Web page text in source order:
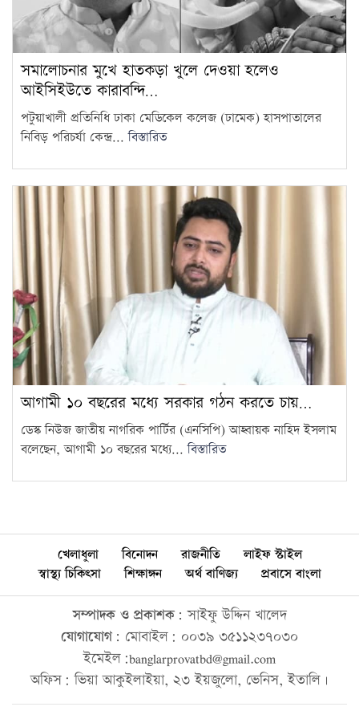
সমালোচনার মুখে হাতকড়া খুলে দেওয়া হলেও
আইসিইউতে কারাবন্দি…
পটুয়াখালী প্রতিনিধি ঢাকা মেডিকেল কলেজ (ঢামেক) হাসপাতালের
নিবিড় পরিচর্যা কেন্দ্র...বিস্তারিত
আগামী ১০ বছরের মধ্যে সরকার গঠন করতে চায়…
ডেস্ক নিউজ জাতীয় নাগরিক পার্টির (এনসিপি) আহ্বায়ক নাহিদ ইসলাম
বলেছেন, আগামী ১০ বছরের মধ্যে...বিস্তারিত
খেলাধুলা বিনোদন রাজনীতি
লাইফ স্টাইল
স্বাস্থ্য চিকিৎসা
শিক্ষাঙ্গন অর্থ বাণিজ্য প্রবাসে বাংলা
সম্পাদক ও প্রকাশক: সাইফু উদ্দিন খালেদ
যোগাযোগ: মোবাইল: ০০৩৯ ৩৫১১২৩৭০৩০
ইমেইল:banglarprovatbd@gmail.com
অফিস: ভিয়া আকুইলাইয়া, ২৩ ইয়জুলো, ভেনিস, ইতালি।